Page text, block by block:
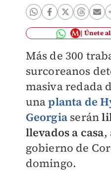
Únete
Más de 300
surcoreanos
masiva redada
unaplanta de
Georgiaserán
llevados a casa,
gobierno de
domingo.